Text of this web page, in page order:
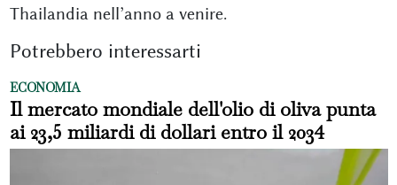
Thailandia nell’anno a venire.
Potrebbero interessarti
ECONOMIA
Il mercato mondiale dell'olio di oliva punta
ai 23,5 miliardi di dollari entro il 2034